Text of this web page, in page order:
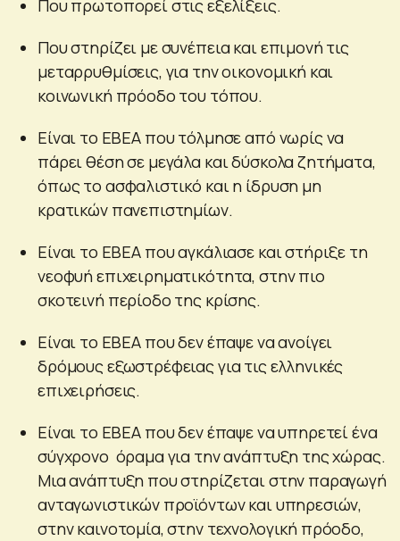
Που πρωτοπορεί στις εξελίξεις.
Που στηρίζει με συνέπεια και επιμονή τις
μεταρρυθμίσεις, για την οικονομική και
κοινωνική πρόοδο του τόπου.
Είναι το ΕΒΕΑ που τόλμησε από νωρίς να
πάρει θέση σε μεγάλα και δύσκολα ζητήματα,
όπως το ασφαλιστικό και η ίδρυση μη
κρατικών πανεπιστημίων.
Είναι το ΕΒΕΑ που αγκάλιασε και στήριξε τη
νεοφυή επιχειρηματικότητα, στην πιο
σκοτεινή περίοδο της κρίσης.
Είναι το ΕΒΕΑ που δεν έπαψε να ανοίγει
δρόμους εξωστρέφειας για τις ελληνικές
επιχειρήσεις.
Είναι το ΕΒΕΑ που δεν έπαψε να υπηρετεί ένα
σύγχρονο όραμα για την ανάπτυξη της χώρας.
Μια ανάπτυξη που στηρίζεται στην παραγωγή
ανταγωνιστικών προϊόντων και υπηρεσιών,
στην καινοτομία, στην τεχνολογική πρόοδο,